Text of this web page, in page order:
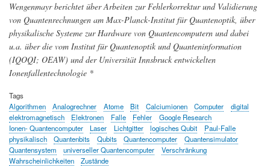
Wengenmayr berichtet über Arbeiten zur Fehlerkorrektur und Validierung
von Quantenrechnungen am Max-Planck-Institut für Quantenoptik, über
physikalische Systeme zur Hardware von Quantencomputern und dabei
u.a. über die vom Institut für Quantenoptik und Quanteninformation
(IQOQI; OEAW) und der Universität Innsbruck entwickelten
Ionenfallentechnologie *
Tags
Algorithmen
Analogrechner Atome Bit Calciumionen Computer
digital
elektromagnetisch
Elektronen Falle Fehler
Google Research
Ionen- Quantencomputer
Laser Lichtgitter logisches Qubit
Paul-Falle
physikalisch
Quantenbits Qubits Quantencomputer
Quantensimulator
Quantensystem
universeller Quantencomputer
Verschränkung
Wahrscheinlichkeiten
Zustände